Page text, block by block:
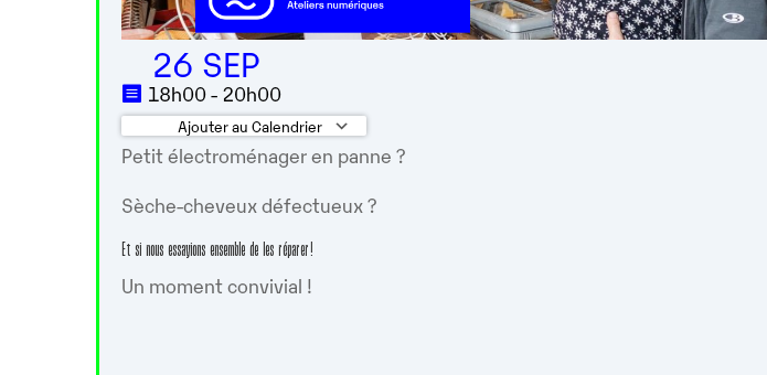
26 SEP
18h00 - 20h00
Ajouter au Calendrier
Télécharger ICS Calendrier Google
Petit électroménager en panne ?
Sèche-cheveux défectueux ?
Et si nous essayions ensemble de les réparer !
Un moment convivial !